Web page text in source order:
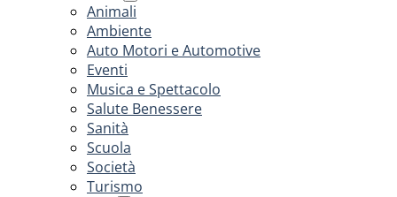
Animali
Ambiente
Auto Motori e Automotive
Eventi
Musica e Spettacolo
Salute Benessere
Sanità
Scuola
Società
Turismo